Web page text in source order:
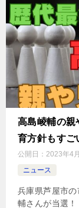
高島崚輔の親
育方針もすご
公開日： 2023年4
ニュース
兵庫県芦屋市
輔さんが当選